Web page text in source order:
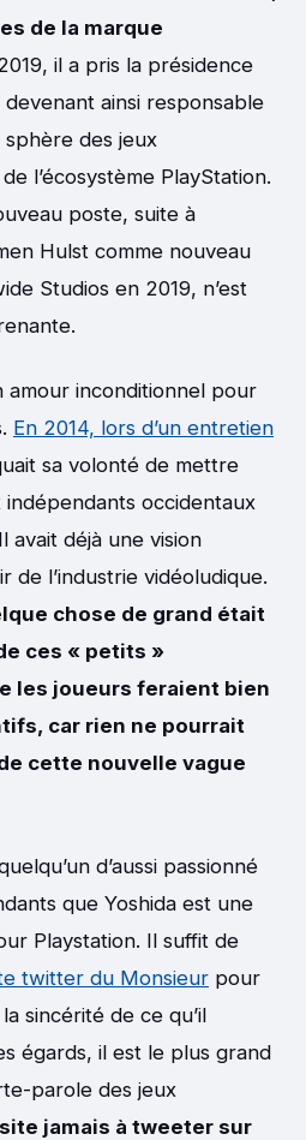
de la marque
il a pris la présidence
ainsi responsable
sphère des jeux
l’écosystème PlayStation.
poste, suite à
Hulst comme nouveau
Studios en 2019, n’est
amour inconditionnel pour
En 2014, lors d’un entretien
sa volonté de mettre
occidentaux
avait déjà une vision
de l’industrie vidéoludique.
chose de grand était
ces « petits »
les joueurs feraient bien
car rien ne pourrait
cette nouvelle vague
d’aussi passionné
que Yoshida est une
Playstation. Il suffit de
twitter du Monsieur pour
sincérité de ce qu’il
égards, il est le plus grand
parole des jeux
jamais à tweeter sur